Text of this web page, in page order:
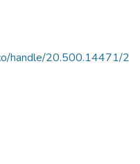
handle/20.500.14471/2